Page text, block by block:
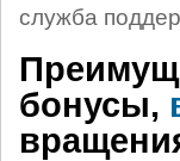
служба
бонусы,